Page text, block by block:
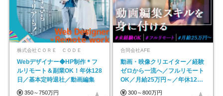
株式会社ＣＯＲＥ ＣＯＤＥ
Webデザイナー◆HP制作＊フ
ルリモート＆副業OK！年休128
日／基本定時退社／動画編集
350～750万円
合同会社AFE
動画・映像クリエイター／経験
ゼロから一流へ／フルリモート
OK／月給25万円～／年休125
日以上
300～800万円